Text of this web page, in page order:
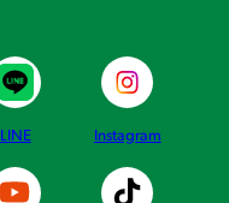
LINE Instagram